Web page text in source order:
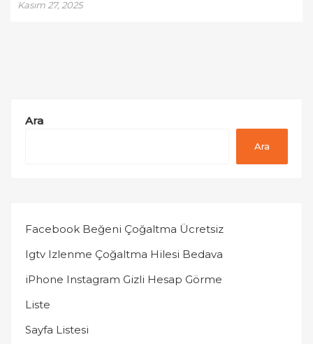
Kasım 27, 2025
Ara
Ara
Facebook Beğeni Çoğaltma Ücretsiz
Igtv Izlenme Çoğaltma Hilesi Bedava
iPhone Instagram Gizli Hesap Görme
Liste
Sayfa Listesi